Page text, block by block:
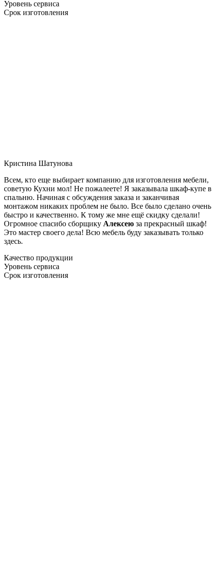
Уровень сервиса
Срок изготовления
Кристина Шатунова
Всем, кто еще выбирает компанию для изготовления мебели,
советую Кухни мол! Не пожалеете! Я заказывала шкаф-купе в
спальню. Начиная с обсуждения заказа и заканчивая
монтажом никаких проблем не было. Все было сделано очень
быстро и качественно. К тому же мне ещё скидку сделали!
Огромное спасибо сборщику Алексею за прекрасный шкаф!
Это мастер своего дела! Всю мебель буду заказывать только
здесь.
Качество продукции
Уровень сервиса
Срок изготовления